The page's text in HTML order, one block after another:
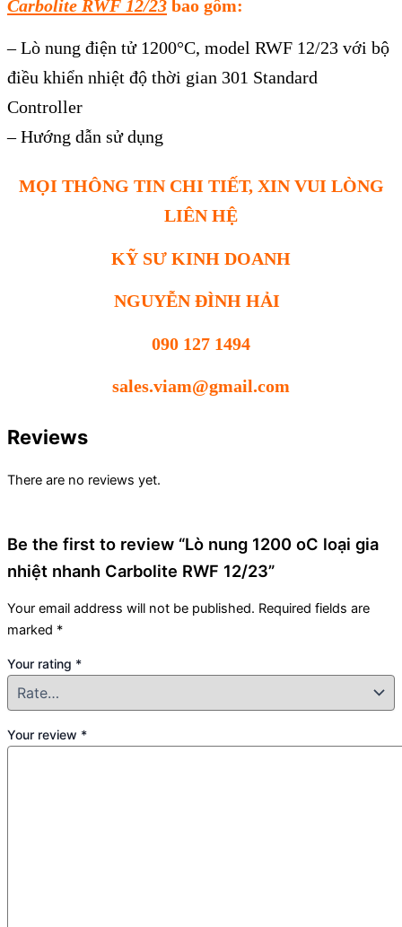
Carbolite RWF 12/23 bao gồm:
– Lò nung điện tử 1200°C, model RWF 12/23 với bộ
điều khiển nhiệt độ thời gian 301 Standard
Controller
– Hướng dẫn sử dụng
MỌI THÔNG TIN CHI TIẾT, XIN VUI LÒNG
LIÊN HỆ
KỸ SƯ KINH DOANH
NGUYỄN ĐÌNH HẢI
090 127 1494
sales.viam@gmail.com
Reviews
There are no reviews yet.
Be the first to review “Lò nung 1200 oC loại gia
nhiệt nhanh Carbolite RWF 12/23”
Your email address will not be published. Required fields are
marked *
Your rating *
Your review *